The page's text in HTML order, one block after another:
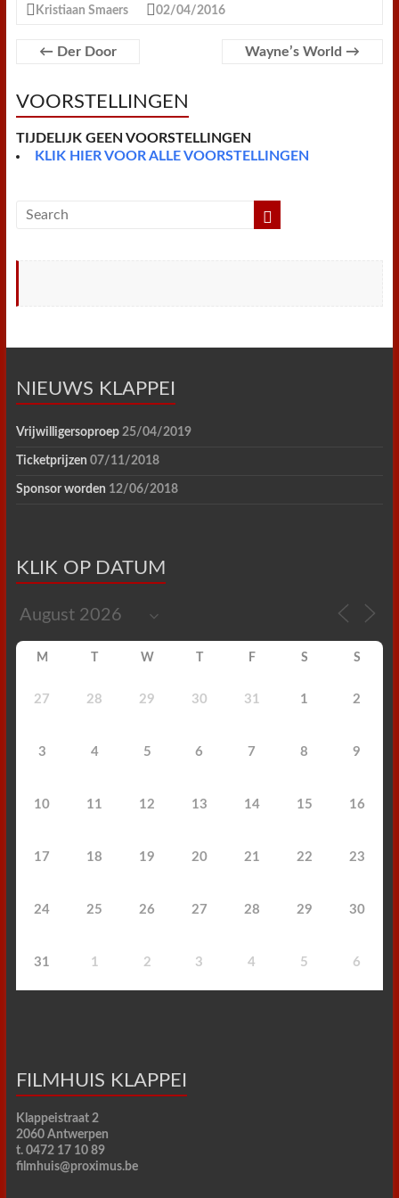
e
o
t
r
t
e
t
p
i
n
n
n
d
l
y
Kristiaan Smaers 02/04/2016
← Der Door Wayne’s World →
VOORSTELLINGEN
TIJDELIJK GEEN VOORSTELLINGEN
KLIK HIER VOOR ALLE VOORSTELLINGEN
NIEUWS KLAPPEI
Vrijwilligersoproep 25/04/2019
Ticketprijzen 07/11/2018
Sponsor worden 12/06/2018
KLIK OP DATUM
M W F S S
27 28 29 30 31 1 2
3 4 5 6 7 8 9
10 11 12 13 14 15 16
17 18 19 20 21 22 23
24 25 26 27 28 29 30
31 1 2 3 4 5 6
FILMHUIS KLAPPEI
Klappeistraat 2
2060 Antwerpen
t. 0472 17 10 89
filmhuis@proximus.be